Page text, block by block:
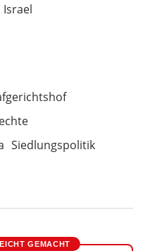
Israel
Siedlungspolitik
GEMACHT